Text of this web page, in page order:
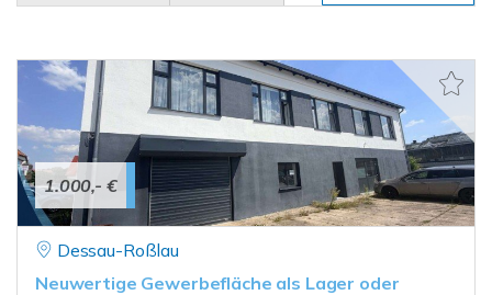
1.000,- €
Dessau-Roßlau
Neuwertige Gewerbefläche als Lager oder